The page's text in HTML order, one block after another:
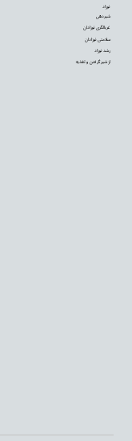
نوزاد
شیردهی
غربالگری نوزادان
سلامتی نوزادان
رشد نوزاد
از شیر گرفتن و تغذیه